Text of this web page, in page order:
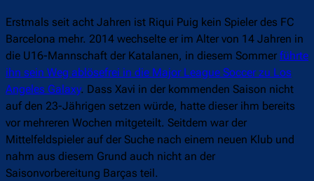
Erstmals seit acht Jahren ist Riqui Puig kein Spieler des FC
Barcelona mehr. 2014 wechselte er im Alter von 14 Jahren in
die U16-Mannschaft der Katalanen, in diesem Sommer führte
ihn sein Weg ablösefrei in die Major League Soccer zu Los
Angeles Galaxy. Dass Xavi in der kommenden Saison nicht
auf den 23-Jährigen setzen würde, hatte dieser ihm bereits
vor mehreren Wochen mitgeteilt. Seitdem war der
Mittelfeldspieler auf der Suche nach einem neuen Klub und
nahm aus diesem Grund auch nicht an der
Saisonvorbereitung Barças teil.